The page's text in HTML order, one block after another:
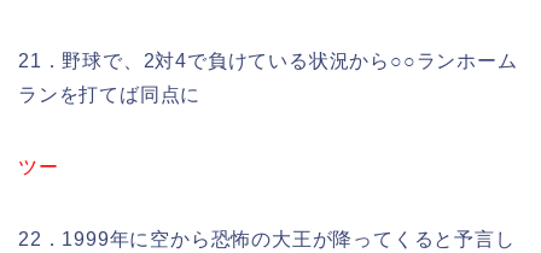
21．野球で、2対4で負けている状況から○○ランホーム
ランを打てば同点に
ツー
22．1999年に空から恐怖の大王が降ってくると予言し